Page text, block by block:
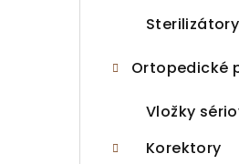
Sterilizátory
Ortopedické
Vložky
Korektory